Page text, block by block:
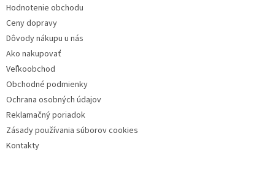
Hodnotenie obchodu
Ceny dopravy
Dôvody nákupu u nás
Ako nakupovať
Veľkoobchod
Obchodné podmienky
Ochrana osobných údajov
Reklamačný poriadok
Zásady používania súborov cookies
Kontakty